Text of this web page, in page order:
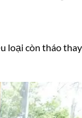
loại còn tháo thay